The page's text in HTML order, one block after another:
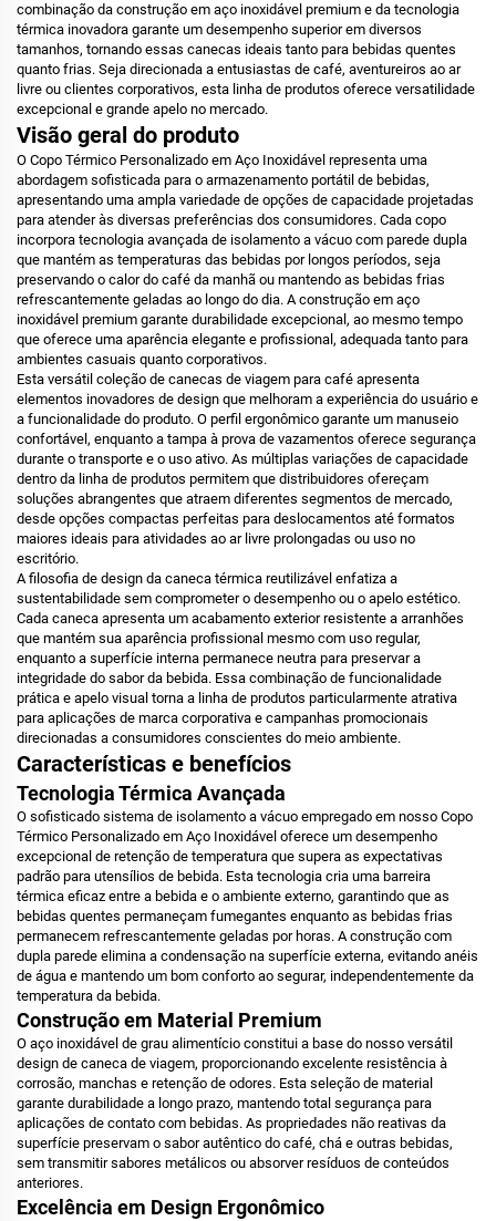
combinação da construção em aço inoxidável premium e da tecnologia
térmica inovadora garante um desempenho superior em diversos
tamanhos, tornando essas canecas ideais tanto para bebidas quentes
quanto frias. Seja direcionada a entusiastas de café, aventureiros ao ar
livre ou clientes corporativos, esta linha de produtos oferece versatilidade
excepcional e grande apelo no mercado.
Visão geral do produto
O Copo Térmico Personalizado em Aço Inoxidável representa uma
abordagem sofisticada para o armazenamento portátil de bebidas,
apresentando uma ampla variedade de opções de capacidade projetadas
para atender às diversas preferências dos consumidores. Cada copo
incorpora tecnologia avançada de isolamento a vácuo com parede dupla
que mantém as temperaturas das bebidas por longos períodos, seja
preservando o calor do café da manhã ou mantendo as bebidas frias
refrescantemente geladas ao longo do dia. A construção em aço
inoxidável premium garante durabilidade excepcional, ao mesmo tempo
que oferece uma aparência elegante e profissional, adequada tanto para
ambientes casuais quanto corporativos.
Esta versátil coleção de canecas de viagem para café apresenta
elementos inovadores de design que melhoram a experiência do usuário e
a funcionalidade do produto. O perfil ergonômico garante um manuseio
confortável, enquanto a tampa à prova de vazamentos oferece segurança
durante o transporte e o uso ativo. As múltiplas variações de capacidade
dentro da linha de produtos permitem que distribuidores ofereçam
soluções abrangentes que atraem diferentes segmentos de mercado,
desde opções compactas perfeitas para deslocamentos até formatos
maiores ideais para atividades ao ar livre prolongadas ou uso no
escritório.
A filosofia de design da caneca térmica reutilizável enfatiza a
sustentabilidade sem comprometer o desempenho ou o apelo estético.
Cada caneca apresenta um acabamento exterior resistente a arranhões
que mantém sua aparência profissional mesmo com uso regular,
enquanto a superfície interna permanece neutra para preservar a
integridade do sabor da bebida. Essa combinação de funcionalidade
prática e apelo visual torna a linha de produtos particularmente atrativa
para aplicações de marca corporativa e campanhas promocionais
direcionadas a consumidores conscientes do meio ambiente.
Características e benefícios
Tecnologia Térmica Avançada
O sofisticado sistema de isolamento a vácuo empregado em nosso Copo
Térmico Personalizado em Aço Inoxidável oferece um desempenho
excepcional de retenção de temperatura que supera as expectativas
padrão para utensílios de bebida. Esta tecnologia cria uma barreira
térmica eficaz entre a bebida e o ambiente externo, garantindo que as
bebidas quentes permaneçam fumegantes enquanto as bebidas frias
permanecem refrescantemente geladas por horas. A construção com
dupla parede elimina a condensação na superfície externa, evitando anéis
de água e mantendo um bom conforto ao segurar, independentemente da
temperatura da bebida.
Construção em Material Premium
O aço inoxidável de grau alimentício constitui a base do nosso versátil
design de caneca de viagem, proporcionando excelente resistência à
corrosão, manchas e retenção de odores. Esta seleção de material
garante durabilidade a longo prazo, mantendo total segurança para
aplicações de contato com bebidas. As propriedades não reativas da
superfície preservam o sabor autêntico do café, chá e outras bebidas,
sem transmitir sabores metálicos ou absorver resíduos de conteúdos
anteriores.
Excelência em Design Ergonômico